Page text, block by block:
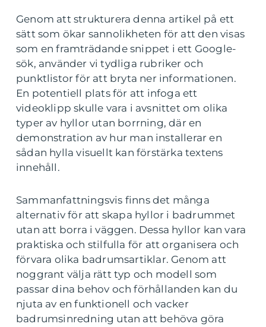
Genom att strukturera denna artikel på ett
sätt som ökar sannolikheten för att den visas
som en framträdande snippet i ett Google-
sök, använder vi tydliga rubriker och
punktlistor för att bryta ner informationen.
En potentiell plats för att infoga ett
videoklipp skulle vara i avsnittet om olika
typer av hyllor utan borrning, där en
demonstration av hur man installerar en
sådan hylla visuellt kan förstärka textens
innehåll.
Sammanfattningsvis finns det många
alternativ för att skapa hyllor i badrummet
utan att borra i väggen. Dessa hyllor kan vara
praktiska och stilfulla för att organisera och
förvara olika badrumsartiklar. Genom att
noggrant välja rätt typ och modell som
passar dina behov och förhållanden kan du
njuta av en funktionell och vacker
badrumsinredning utan att behöva göra